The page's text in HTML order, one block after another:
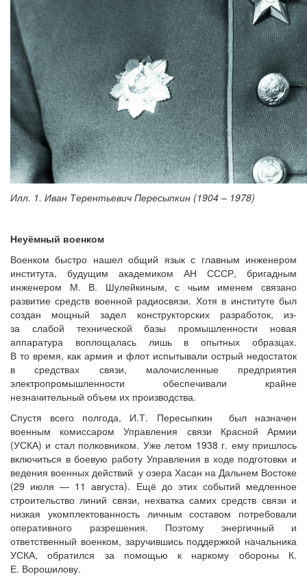
Илл. 1. Иван Терентьевич Пересыпкин (1904 – 1978)
Неуёмный военком
Военком быстро нашел общий язык с главным инженером
института, будущим академиком АН СССР, бригадным
инженером М. В. Шулейкиным, с чьим именем связано
развитие средств военной радиосвязи. Хотя в институте был
создан мощный задел конструкторских разработок, из-
за слабой технической базы промышленности новая
аппаратура воплощалась лишь в опытных образцах.
В то время, как армия и флот испытывали острый недостаток
в средствах связи, малочисленные предприятия
электропромышленности обеспечивали крайне
незначительный объем их производства.
Спустя всего полгода, И.Т. Пересыпкин был назначен
военным комиссаром Управления связи Красной Армии
(УСКА) и стал полковником. Уже летом 1938 г. ему пришлось
включиться в боевую работу Управления в ходе подготовки и
ведения военных действий у озера Хасан на Дальнем Востоке
(29 июля — 11 августа). Ещё до этих событий медленное
строительство линий связи, нехватка самих средств связи и
низкая укомплектованность личным составом потребовали
оперативного разрешения. Поэтому энергичный и
ответственный военком, заручившись поддержкой начальника
УСКА, обратился за помощью к наркому обороны К.
Е. Ворошилову.